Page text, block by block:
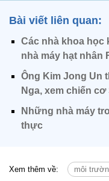
Bài viết liên quan:
Các nhà khoa học
nhà máy hạt nhân
Ông Kim Jong Un
Nga, xem chiến
Những nhà máy
thực
Xem thêm về: môi